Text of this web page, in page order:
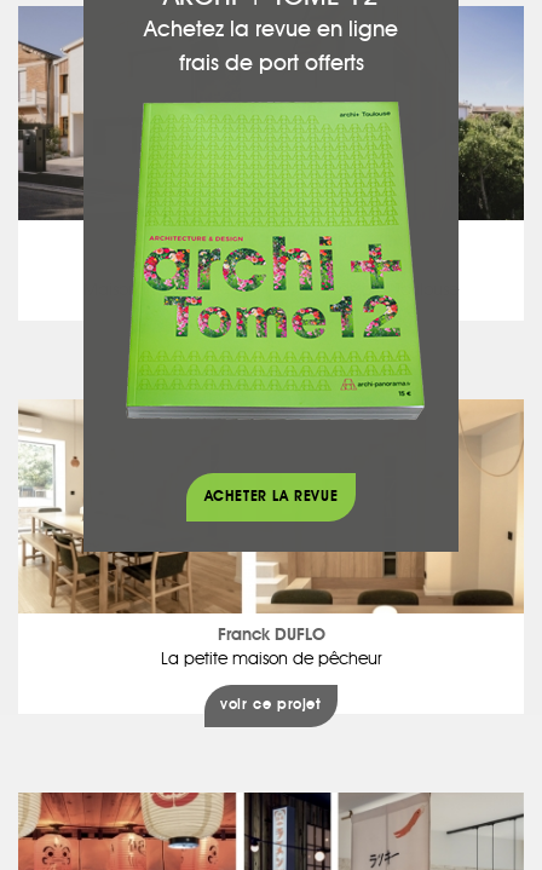
ATELIER D'ARCHITECTURE LEDUC GIRAUD
Audrey LEDUC
Maison individuelle Quartier Bourrassol à Toulouse
voir ce projet
Franck DUFLO
La petite maison de pêcheur
voir ce projet
Achetez la revue en ligne
frais de port offerts
ACHETER LA REVUE